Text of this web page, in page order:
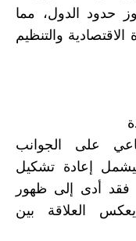
حدود الدول، مما
والتنظيم
على الجوانب
ليشمل إعادة تشكيل
فقد أدى إلى ظهور
يعكس العلاقة بين